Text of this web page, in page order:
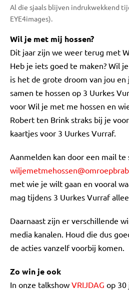
Al die sjaals blijven indrukwekkend
EYE4images).
Wil je met mij hossen?
Dit jaar zijn we weer terug met
Heb je iets goed te maken? Wil
is het de grote droom van jou en
samen te hossen op 3 Uurkes
voor Wil je met me hossen en
Robert ten Brink straks bij je
kaartjes voor 3 Uurkes Vurraf.
Aanmelden kan door een mail te
met wie je wilt gaan en vooral
mag tijdens 3 Uurkes Vurraf
Daarnaast zijn er verschillende
media kanalen. Houd die dus
de acties vanzelf voorbij komen.
Zo win je ook
In onze talkshow VRIJDAG op 30